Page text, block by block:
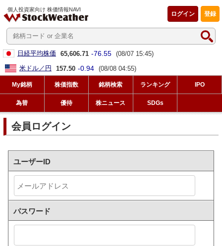
個人投資家向け 株価情報NAVI
登録
ログイン
日経平均株価 65,606.71 -76.55 (08/07 15:45)
米ドル／円
157.50 -0.94 (08/08 04:55)
My銘柄 株価指数 銘柄検索 ランキング IPO
為替 優待 株ニュース SDGs
会員ログイン
ユーザーID
パスワード